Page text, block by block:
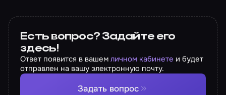
Есть вопрос? Задайте его
здесь!
Ответ появится в вашемличном кабинете и будет
отправлен на вашу электронную почту.
Задать вопрос